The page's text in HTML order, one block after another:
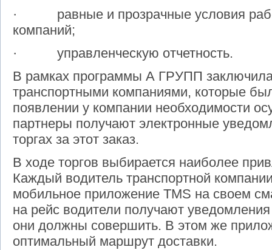
· равные и прозрачные условия
компаний;
· управленческую отчетность.
В рамках программы А ГРУПП
транспортными компаниями, которые
появлении у компании необходимости
партнеры получают электронные
торгах за этот заказ.
В ходе торгов выбирается наиболее
Каждый водитель транспортной
мобильное приложение TMS на своем
на рейс водители получают
они должны совершить. В этом же
оптимальный маршрут доставки.